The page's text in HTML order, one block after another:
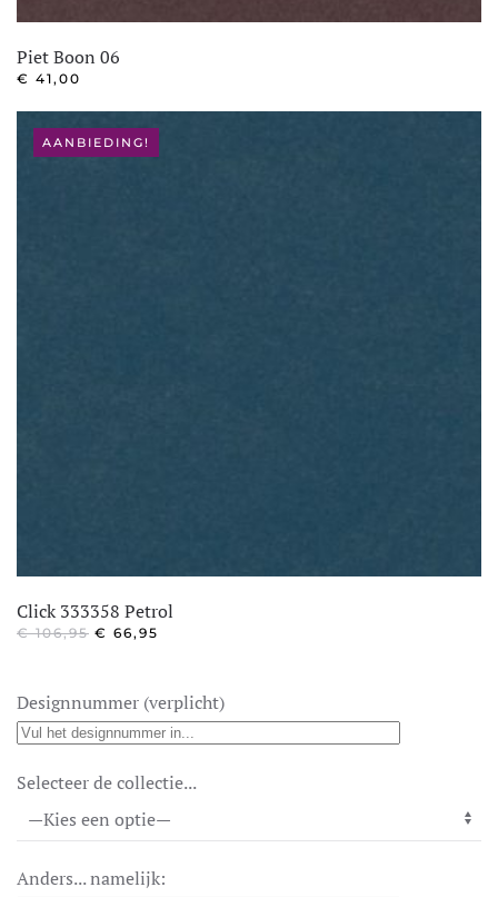
Piet Boon 06
€ 41,00
AANBIEDING!
Click 333358 Petrol
€106,95 OORSPRONKELIJKE
€ 66,95
€ 66,95.
Designnummer (verplicht)
Selecteer de collectie...
Anders... namelijk: